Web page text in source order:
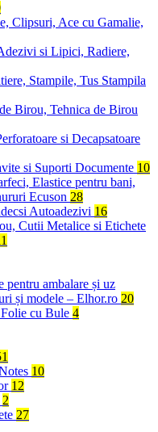
Clipsuri, Ace cu Gamalie,
si Lipici, Radiere,
Stampile, Tus Stampila
Birou, Tehnica de Birou
si Decapsatoare
si Suporti Documente 10
Elastice pentru bani,
Ecuson 28
Autoadezivi 16
Cutii Metalice si Etichete
pentru ambalare și uz
și modele – Elhor.ro 20
cu Bule 4
10
12
2
27